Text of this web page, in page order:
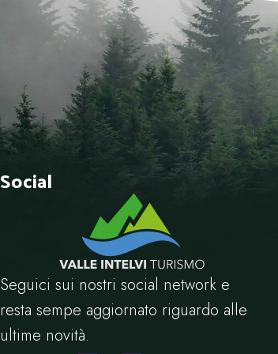
Social
Seguici sui nostri social network e
resta sempe aggiornato riguardo alle
ultime novità.